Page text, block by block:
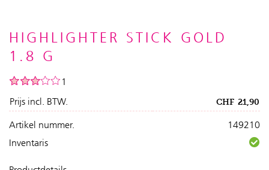
HIGHLIGHTER STICK GOLD
1.8 G
1
Prijs incl. BTW.
CHF 21,90
Artikel nummer.
149210
Inventaris